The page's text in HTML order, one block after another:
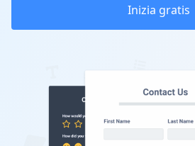
Inizia gratis